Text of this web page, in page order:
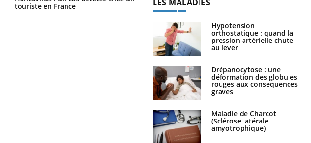
touriste en France s’interroge sur son taux élevé en
France
LES MALADIES
Hypotension
orthostatique : quand la
pression artérielle chute
au lever
Drépanocytose : une
déformation des globules
rouges aux conséquences
graves
Maladie de Charcot
(Sclérose latérale
amyotrophique)